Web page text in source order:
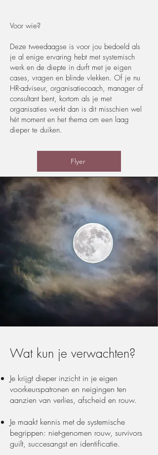
Voor wie?
Deze tweedaagse is voor jou bedoeld als
je al enige ervaring hebt met systemisch
werk en de diepte in durft met je eigen
cases, vragen en blinde vlekken. Of je nu
HR-adviseur, organisatiecoach, manager of
consultant bent, kortom als je met
organisaties werkt dan is dit misschien wel
hét moment en het thema om een laag
dieper te duiken.
Flyer
Wat kun je verwachten?
Je krijgt dieper inzicht in je eigen
voorkeurspatronen en neigingen ten
aanzien van verlies, afscheid en rouw.
Je maakt kennis met de systemische
begrippen: niet-genomen rouw, survivors
guilt, succesangst en identificatie.